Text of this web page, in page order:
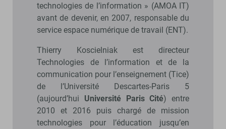
technologies de l’information » (AMOA IT)
avant de devenir, en 2007, responsable du
service espace numérique de travail (ENT).
Thierry Koscielniak est directeur
Technologies de l’information et de la
communication pour l’enseignement (Tice)
de l’Université Descartes-Paris 5
(aujourd’hui Université Paris Cité) entre
2010 et 2016 puis chargé de mission
technologies pour l’éducation jusqu’en